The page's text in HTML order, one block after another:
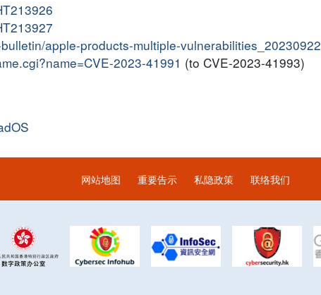
apple-products-multiple-vulnerabilities_20230922
2023-41991 (to CVE-2023-41993)
网站地图 重要告示 私隐政策 联络我们